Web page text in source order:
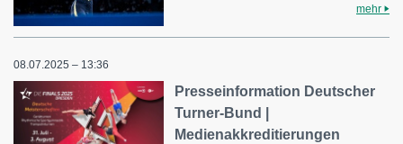
mehr
08.07.2025 – 13:36
Presseinformation Deutscher
Turner-Bund |
Medienakkreditierungen